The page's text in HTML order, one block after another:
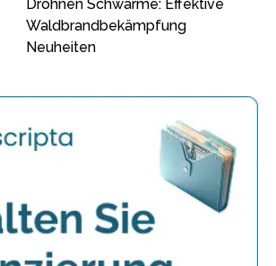
Drohnen Schwärme: Effektive
Waldbrandbekämpfung
Neuheiten